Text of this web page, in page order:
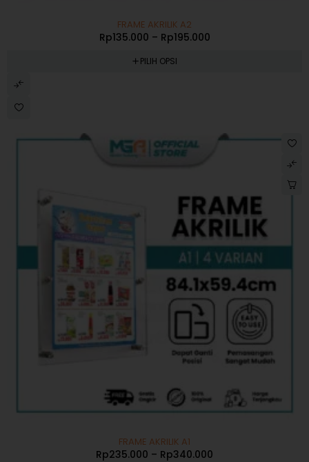
FRAME AKRILIK A2
Rp135.000 – Rp195.000
PILIH OPSI
FRAME AKRILIK A1
Rp235.000 – Rp340.000